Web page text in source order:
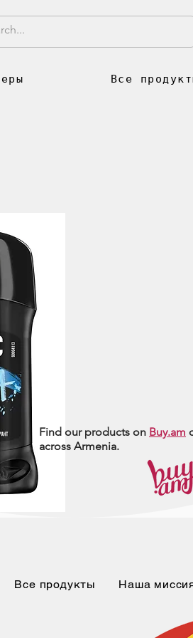
Все
Find our products on Buy.am
across Armenia.
Все продукты Наша